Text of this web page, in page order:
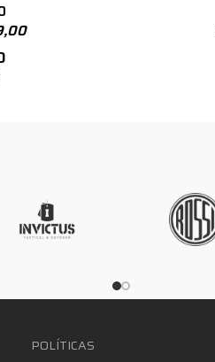
POLÍTICAS